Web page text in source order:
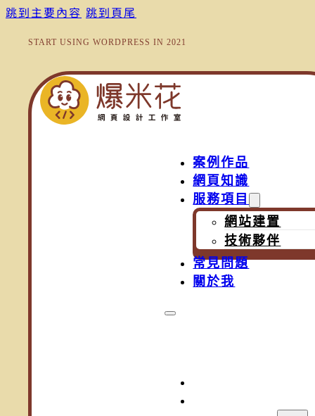
跳到主要內容 跳到頁尾
START USING WORDPRESS IN 2021
案例作品
網頁知識
服務項目
網站建置
技術夥伴
常見問題
關於我